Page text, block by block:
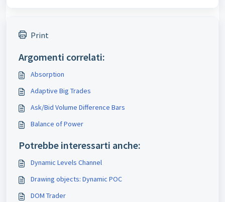
Print
Argomenti correlati:
Absorption
Adaptive Big Trades
Ask/Bid Volume Difference Bars
Balance of Power
Potrebbe interessarti anche:
Dynamic Levels Channel
Drawing objects: Dynamic POC
DOM Trader